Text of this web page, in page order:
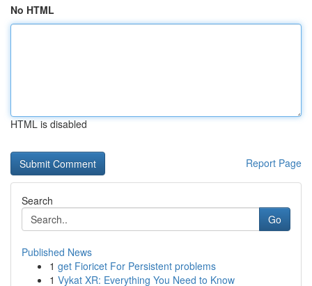
No HTML
HTML is disabled
Report Page
Search
Go
Published News
1 get Fioricet For Persistent problems
1 Vykat XR: Everything You Need to Know